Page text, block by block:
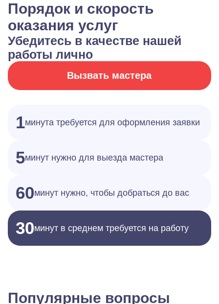
Порядок и скорость
оказания услуг
Убедитесь в качестве нашей
работы лично
Вызвать мастера
1минута требуется для оформления заявки
5минут нужно для выезда мастера
60минут нужно, чтобы добраться до вас
30минут в среднем требуется на работу
Популярные вопросы